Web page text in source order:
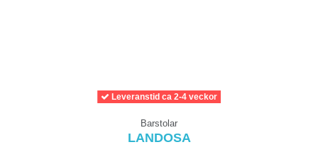
Leveranstid ca 2-4 veckor
Barstolar
LANDOSA